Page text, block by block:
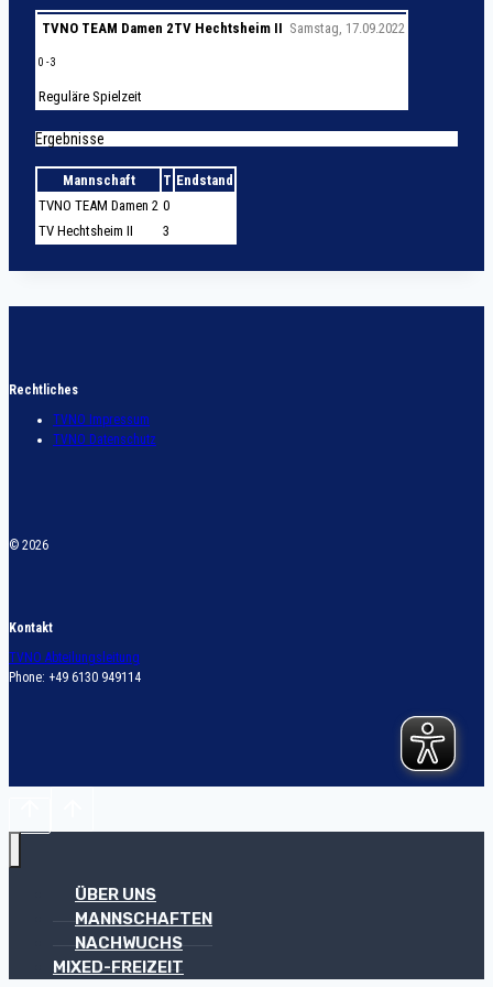
TVNO TEAM Damen 2TV Hechtsheim II Samstag, 17.09.2022
0 -3
Reguläre Spielzeit
Ergebnisse
Mannschaft T Endstand
TVNO TEAM Damen 2 0
TV Hechtsheim II
3
Rechtliches
TVNO Impressum
TVNO Datenschutz
© 2026
Kontakt
TVNO Abteilungsleitung
Phone: +49 6130 949114
ÜBER UNS
MANNSCHAFTEN
NACHWUCHS
MIXED-FREIZEIT